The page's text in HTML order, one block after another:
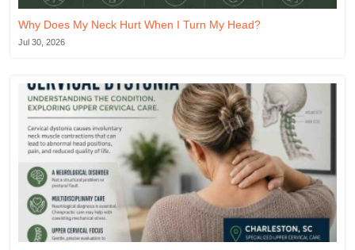
Why Does My Neck Hurt When I Turn My Head?
Jul 30, 2026